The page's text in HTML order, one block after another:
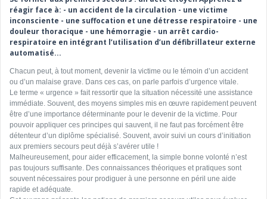
réagir face à: - un accident de la circulation - une victime
inconsciente - une suffocation et une détresse respiratoire - une
douleur thoracique - une hémorragie - un arrêt cardio-
respiratoire en intégrant l’utilisation d’un défibrillateur externe
automatisé...
Chacun peut, à tout moment, devenir la victime ou le témoin d’un accident
ou d’un malaise grave. Dans ces cas, on parle parfois d’urgence vitale.
Le terme « urgence » fait ressortir que la situation nécessité une assistance
immédiate. Souvent, des moyens simples mis en œuvre rapidement peuvent
être d’une importance déterminante pour le devenir de la victime. Pour
pouvoir appliquer ces principes qui sauvent, il ne faut pas forcément être
détenteur d’un diplôme spécialisé. Souvent, avoir suivi un cours d’initiation
aux premiers secours peut déjà s’avérer utile !
Malheureusement, pour aider efficacement, la simple bonne volonté n’est
pas toujours suffisante. Des connaissances théoriques et pratiques sont
souvent nécessaires pour prodiguer à une personne en péril une aide
rapide et adéquate.